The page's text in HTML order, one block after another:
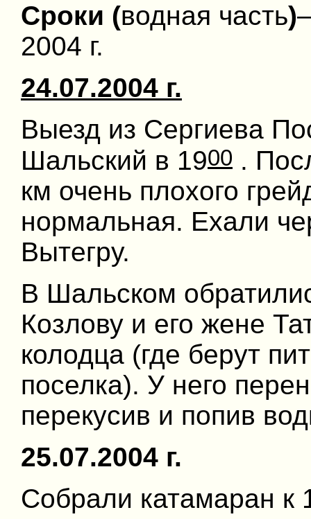
Сроки (водная часть)
2004 г.
24.07.2004 г.
Выезд из Сергиева
Шальский в 1900 .
км очень плохого
нормальная. Ехали
Вытегру.
В Шальском
Козлову и его жене
колодца (где берут
поселка). У него
перекусив и попив
25.07.2004 г.
Собрали катамаран